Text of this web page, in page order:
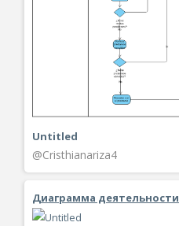
Untitled
@Cristhianariza4
Диаграмма деятельности